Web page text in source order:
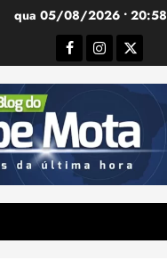
qua 05/08/2026 • 20:58
Facebook
Instagram
Twitter